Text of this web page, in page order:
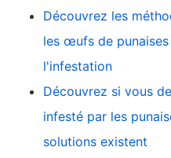
Découvrez les
les œufs de
l'infestation
Découvrez si vous
infesté par les
solutions existent